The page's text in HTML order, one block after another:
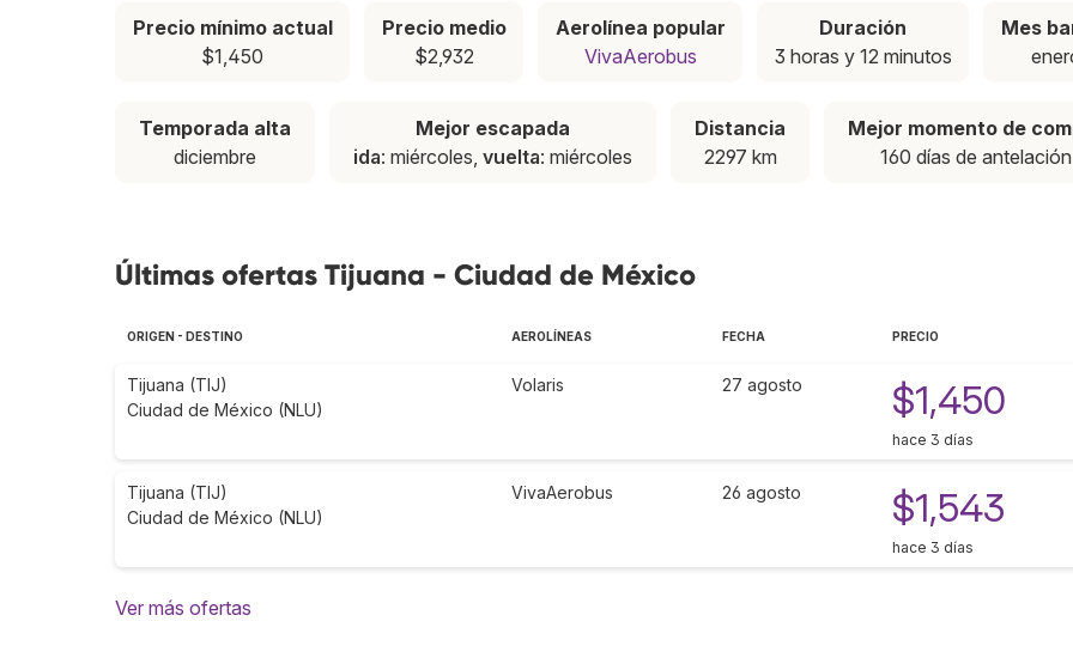
Precio mínimo actual
$1,450
Precio medio
$2,932
Aerolínea popular
VivaAerobus
Duración
3 horas y 12 minutos
Mes
Temporada alta
diciembre
Mejor escapada
ida: miércoles, vuelta: miércoles
Distancia
2297 km
Mejor momento de
160 días de antelación
Últimas ofertas Tijuana - Ciudad de México
ORIGEN - DESTINO AEROLÍNEAS FECHA PRECIO
Tijuana (TIJ)
Ciudad de México (NLU)
Volaris 27 agosto $1,450
hace 3 días
Tijuana (TIJ)
Ciudad de México (NLU)
VivaAerobus 26 agosto $1,543
hace 3 días
Ver más ofertas